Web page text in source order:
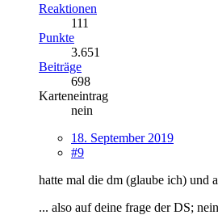
Reaktionen
111
Punkte
3.651
Beiträge
698
Karteneintrag
nein
18. September 2019
#9
hatte mal die dm (glaube ich) und
... also auf deine frage der DS;